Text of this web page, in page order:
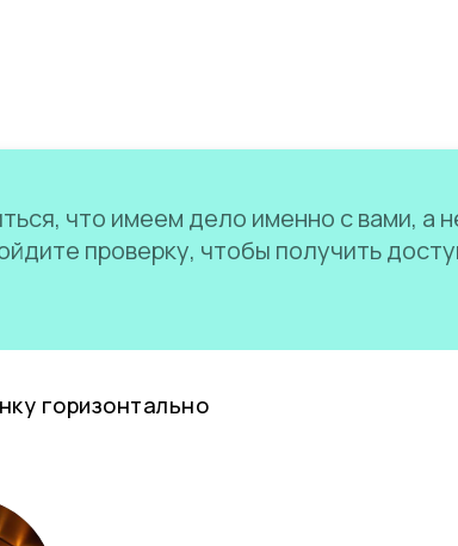
что имеем дело именно с вами, а
проверку, чтобы получить
горизонтально